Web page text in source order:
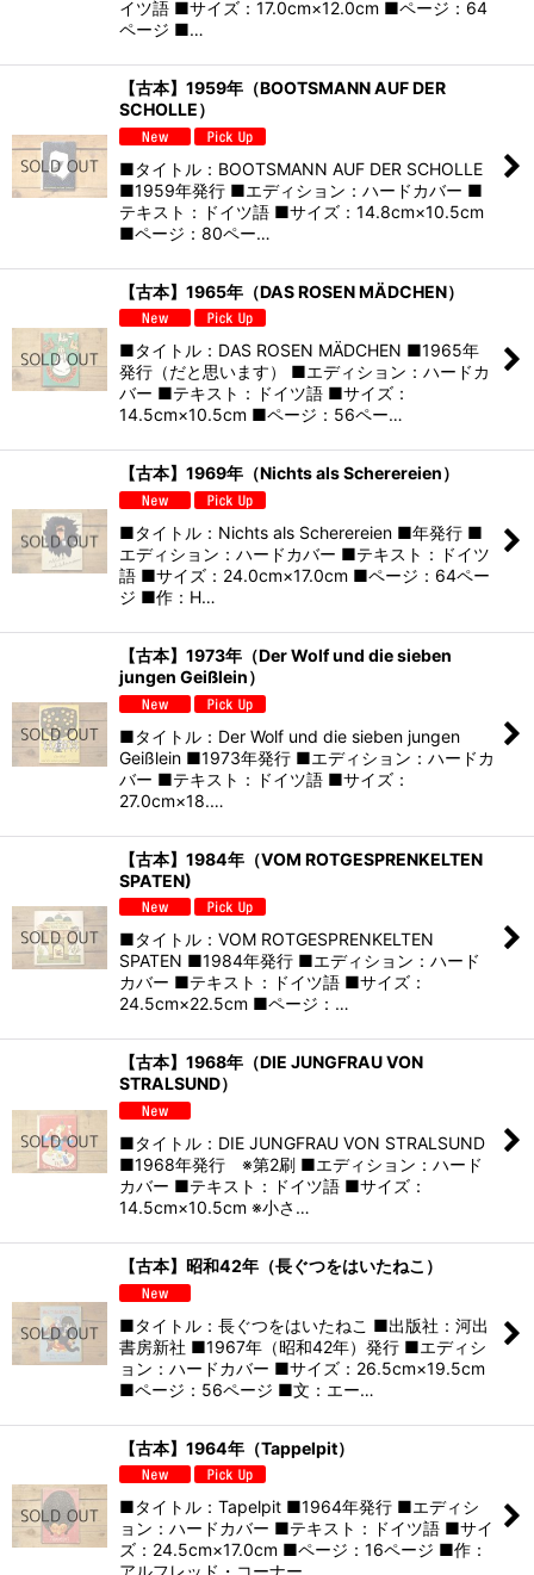
イツ語 ■サイズ：17.0cm×12.0cm ■ページ：64
ページ ■…
【古本】1959年（BOOTSMANN AUF DER
SCHOLLE）
■タイトル：BOOTSMANN AUF DER SCHOLLE
■1959年発行 ■エディション：ハードカバー ■
テキスト：ドイツ語 ■サイズ：14.8cm×10.5cm
■ページ：80ペー…
【古本】1965年（DAS ROSEN MÄDCHEN）
■タイトル：DAS ROSEN MÄDCHEN ■1965年
発行（だと思います） ■エディション：ハードカ
バー ■テキスト：ドイツ語 ■サイズ：
14.5cm×10.5cm ■ページ：56ペー…
【古本】1969年（Nichts als Scherereien）
■タイトル：Nichts als Scherereien ■年発行 ■
エディション：ハードカバー ■テキスト：ドイツ
語 ■サイズ：24.0cm×17.0cm ■ページ：64ペー
ジ ■作：H…
【古本】1973年（Der Wolf und die sieben
jungen Geißlein）
■タイトル：Der Wolf und die sieben jungen
Geißlein ■1973年発行 ■エディション：ハードカ
バー ■テキスト：ドイツ語 ■サイズ：
27.0cm×18.…
【古本】1984年（VOM ROTGESPRENKELTEN
SPATEN)
■タイトル：VOM ROTGESPRENKELTEN
SPATEN ■1984年発行 ■エディション：ハード
カバー ■テキスト：ドイツ語 ■サイズ：
24.5cm×22.5cm ■ページ：…
【古本】1968年（DIE JUNGFRAU VON
STRALSUND）
■タイトル：DIE JUNGFRAU VON STRALSUND
■1968年発行 ※第2刷 ■エディション：ハード
カバー ■テキスト：ドイツ語 ■サイズ：
14.5cm×10.5cm ※小さ…
【古本】昭和42年（長ぐつをはいたねこ）
■タイトル：長ぐつをはいたねこ ■出版社：河出
書房新社 ■1967年（昭和42年）発行 ■エディシ
ョン：ハードカバー ■サイズ：26.5cm×19.5cm
■ページ：56ページ ■文：エー…
【古本】1964年（Tappelpit）
■タイトル：Tapelpit ■1964年発行 ■エディシ
ョン：ハードカバー ■テキスト：ドイツ語 ■サイ
ズ：24.5cm×17.0cm ■ページ：16ページ ■作：